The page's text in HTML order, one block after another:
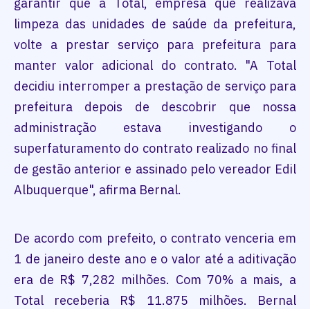
garantir que a Total, empresa que realizava
limpeza das unidades de saúde da prefeitura,
volte a prestar serviço para prefeitura para
manter valor adicional do contrato. "A Total
decidiu interromper a prestação de serviço para
prefeitura depois de descobrir que nossa
administração estava investigando o
superfaturamento do contrato realizado no final
de gestão anterior e assinado pelo vereador Edil
Albuquerque", afirma Bernal.
De acordo com prefeito, o contrato venceria em
1 de janeiro deste ano e o valor até a aditivação
era de R$ 7,282 milhões. Com 70% a mais, a
Total receberia R$ 11.875 milhões. Bernal